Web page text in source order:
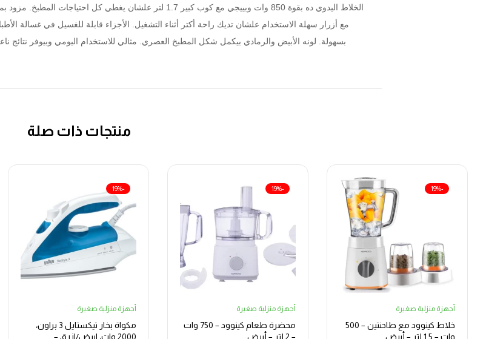
الخلاط اليدوي ده بقوة 850 وات وبييجي مع كوب كبير 1.7 لتر علشان
مع أزرار سهلة الاستخدام علشان تديك راحة أكتر أثناء التشغيل. الأجزاء قابلة للغسيل في غسالة
بسهولة. لونه الأبيض والرمادي بيكمل شكل المطبخ العصري. مثالي للاستخدام اليومي وبيوفر نتائج
منتجات ذات صلة
-19%
أجهزة منزلية صغيرة
خلاط كينوود مع طاحنتين – 500
وات – 1.5 لتر – أبيض
-19%
أجهزة منزلية صغيرة
محضرة طعام كينوود – 750 وات
– 2 لتر – أبيض
-19%
أجهزة منزلية صغيرة
مكواة بخار تيكستايل 3 براون،
2000 وات، ابيض/ازرق –